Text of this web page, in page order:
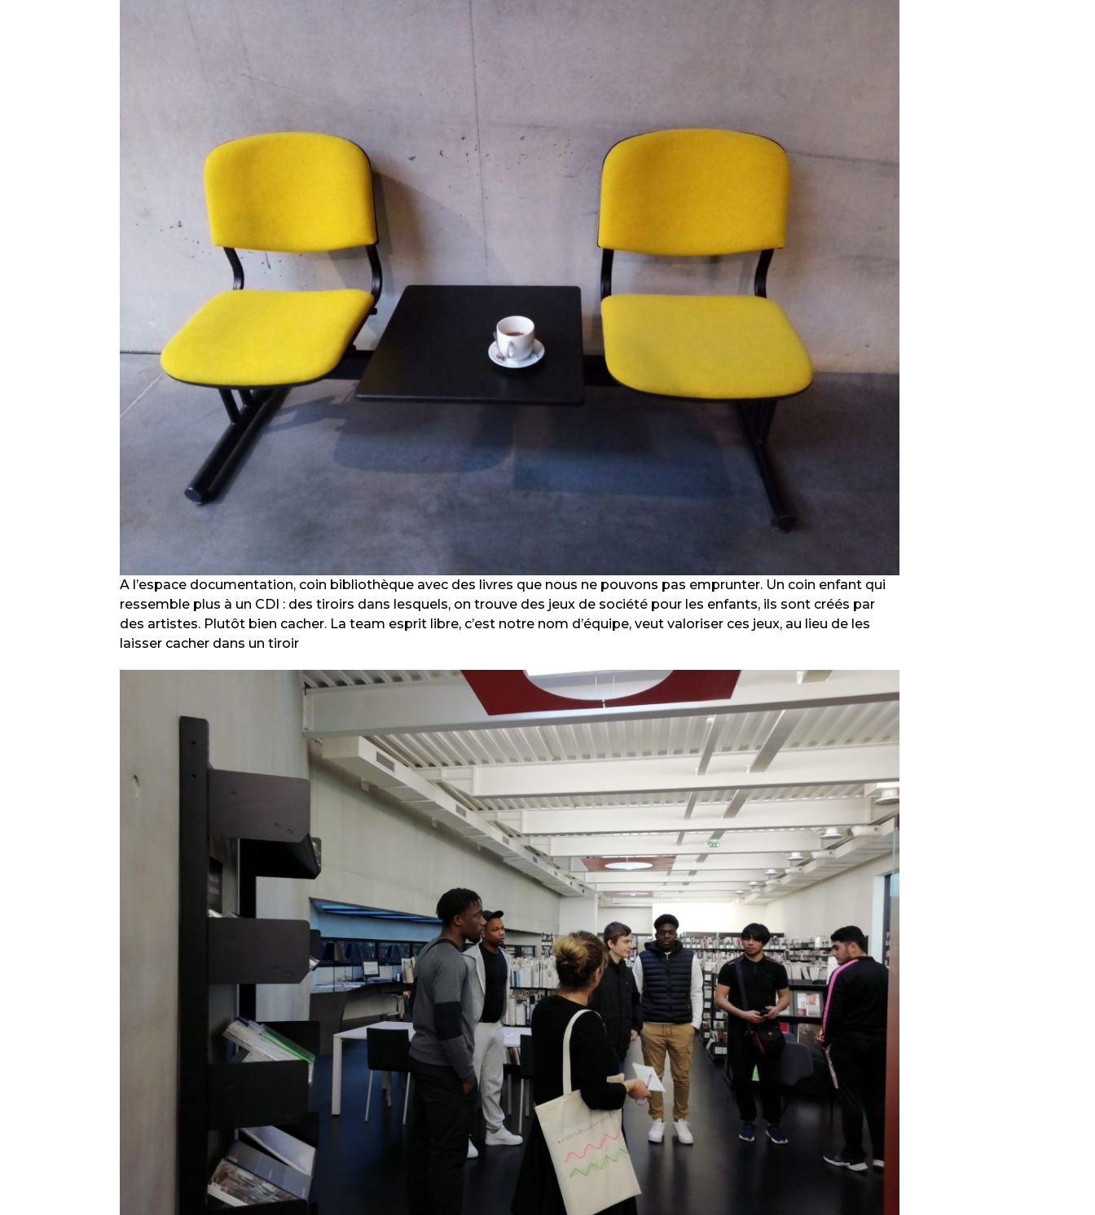
A l’espace documentation, coin bibliothèque avec des livres que nous ne pouvons pas emprunter. Un coin enfant qui
ressemble plus à un CDI : des tiroirs dans lesquels, on trouve des jeux de société pour les enfants, ils sont créés par
des artistes. Plutôt bien cacher. La team esprit libre, c’est notre nom d’équipe, veut valoriser ces jeux, au lieu de les
laisser cacher dans un tiroir